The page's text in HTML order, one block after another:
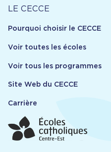
Carrière
LE CECCE
Pourquoi choisir le CECCE
Voir toutes les écoles
Voir tous les programmes
Site Web du CECCE
Carrière